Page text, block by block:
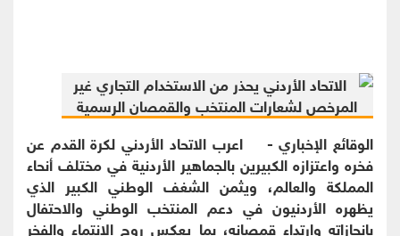
الوقائع الإخباري - اعرب الاتحاد الأردني لكرة القدم عن
فخره واعتزازه الكبيرين بالجماهير الأردنية في مختلف أنحاء
المملكة والعالم، ويثمن الشغف الوطني الكبير الذي
يظهره الأردنيون في دعم المنتخب الوطني والاحتفال
بإنجازاته وارتداء قمصانه، بما يعكس روح الانتماء والفخر